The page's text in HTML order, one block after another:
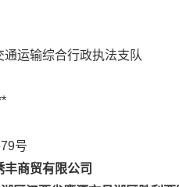
通运输综合行政执法支队
号
丰商贸有限公司